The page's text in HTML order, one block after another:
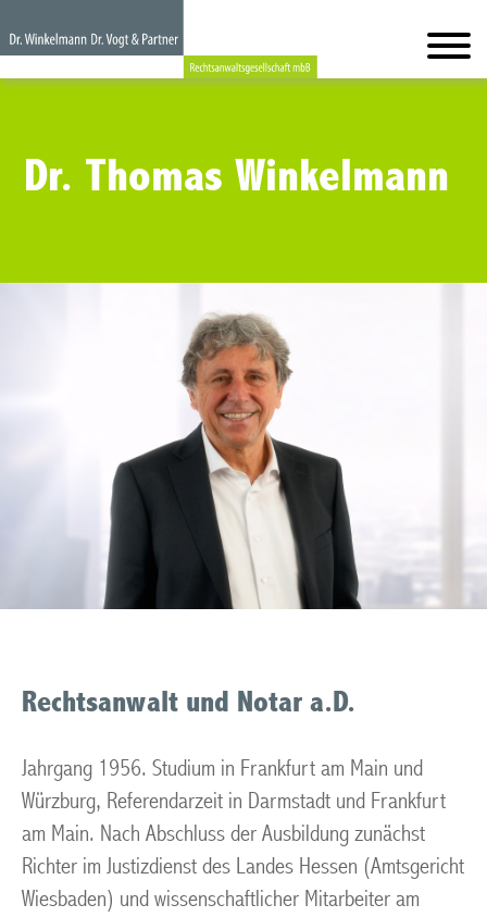
Dr. Thomas Winkelmann
Rechtsanwalt und Notar a.D.
Jahrgang 1956. Studium in Frankfurt am Main und
Würzburg, Referendarzeit in Darmstadt und Frankfurt
am Main. Nach Abschluss der Ausbildung zunächst
Richter im Justizdienst des Landes Hessen (Amtsgericht
Wiesbaden) und wissenschaftlicher Mitarbeiter am